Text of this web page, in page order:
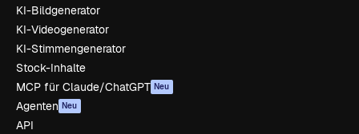
KI-Bildgenerator
KI-Videogenerator
KI-Stimmengenerator
Stock-Inhalte
MCP für Claude/ChatGPT Neu
Agenten Neu
API